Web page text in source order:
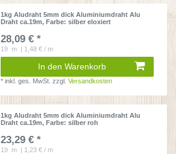
1kg Aludraht 5mm dick Aluminiumdraht Alu
Draht ca.19m, Farbe: silber eloxiert
28,09 € *
19 m | 1,48 € / m
In den Warenkorb
*inkl. ges. MwSt. zzgl.Versandkosten
1kg Aludraht 5mm dick Aluminiumdraht Alu
Draht ca.19m, Farbe: silber roh
23,29 € *
19 m | 1,23 € / m